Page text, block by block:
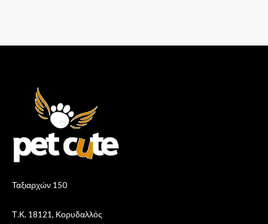
Ταξιαρχών 150
Τ.Κ. 18121, Κορυδαλλός